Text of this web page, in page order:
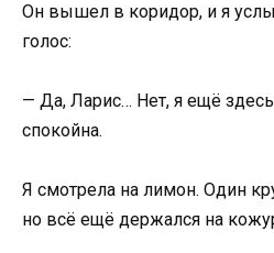
Он вышел в коридор, и я
голос:
— Да, Ларис… Нет, я ещё
спокойна.
Я смотрела на лимон. Один
но всё ещё держался на